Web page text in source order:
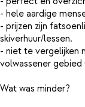
- hele aardige
- prijzen zijn
skiverhuur/lessen.
- niet te vergelijken
volwassener
Wat was minder?